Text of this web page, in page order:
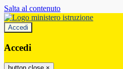
Salta al contenuto
Accedi
Accedi